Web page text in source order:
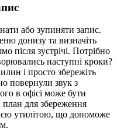
або зупиняти запис.
донизу та визначіть
після зустрічі. Потрібно
наступні кроки?
і просто збережіть
повернули звук з
в офісі може бути
для збереження
утилітою, що допоможе